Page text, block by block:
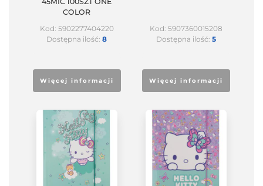
COLOR
Kod: 5902277404220
Dostępna ilość:8
Więcej informacji
Kod: 5907360015208
Dostępna ilość:5
Więcej informacji